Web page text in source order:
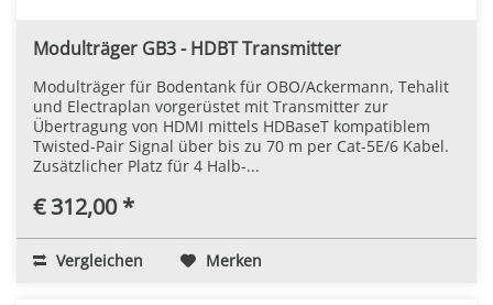
Modulträger GB3 - HDBT Transmitter
Modulträger für Bodentank für OBO/Ackermann, Tehalit
und Electraplan vorgerüstet mit Transmitter zur
Übertragung von HDMI mittels HDBaseT kompatiblem
Twisted-Pair Signal über bis zu 70 m per Cat-5E/6 Kabel.
Zusätzlicher Platz für 4 Halb-...
€ 312,00 *
Vergleichen Merken